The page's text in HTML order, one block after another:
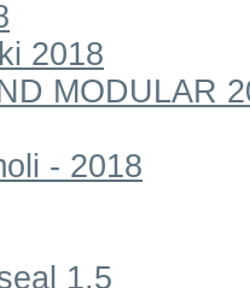
2018
MODULAR
- 2018
1,5